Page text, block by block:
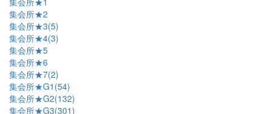
集会所★2
集会所★3(5)
集会所★4(3)
集会所★5
集会所★6
集会所★7(2)
集会所★G1(54)
集会所★G2(132)
集会所★G3(301)